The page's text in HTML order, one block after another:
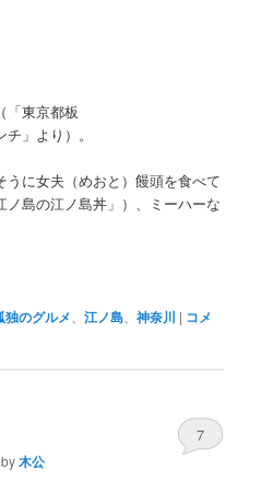
「東京都板
」より）。
に女夫（めおと）饅頭を食べて
島の江ノ島丼」）、ミーハーな
独のグルメ 、江ノ島 、神奈川 | コメ
by木公
7